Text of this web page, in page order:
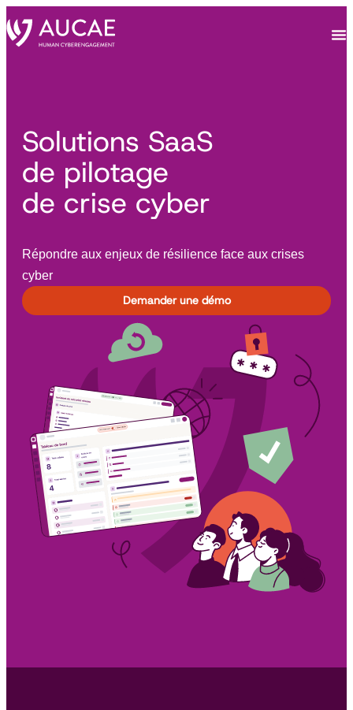
Solutions SaaS
de pilotage
de crise cyber
Répondre aux enjeux de résilience face aux crises
cyber
Demander une démo